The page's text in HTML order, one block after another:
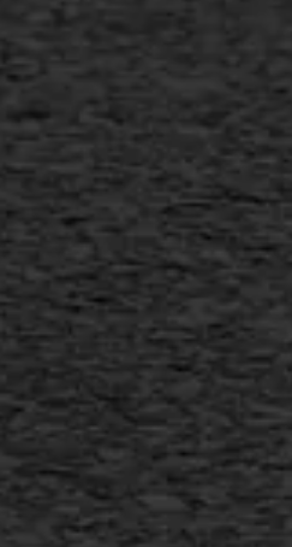
Scheurreparatie
Flexigoot
Vertical seal
Vlakslijpen
Vorstschade
AWS ASFALTWERKEN
+31 493 842 840
info@asfaltwerken.nl